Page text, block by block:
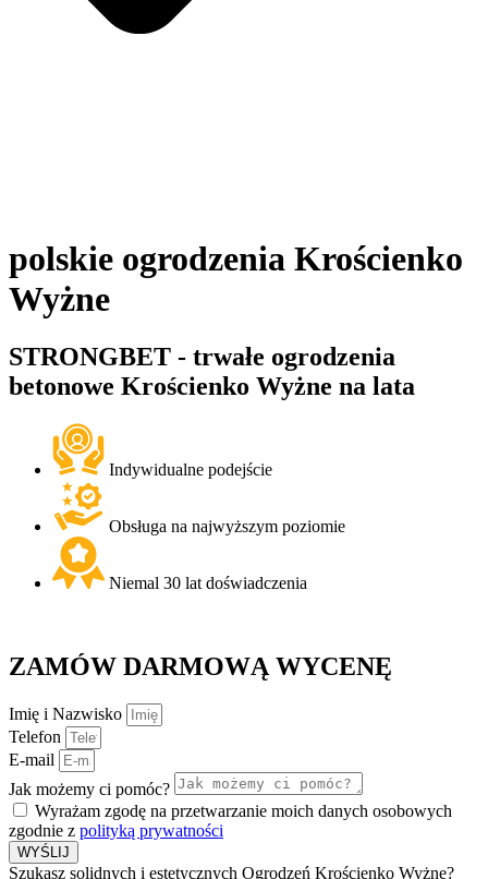
polskie ogrodzenia Krościenko
Wyżne
STRONGBET - trwałe ogrodzenia
betonowe Krościenko Wyżne na lata
Indywidualne podejście
Obsługa na najwyższym poziomie
Niemal 30 lat doświadczenia
ZAMÓW DARMOWĄ WYCENĘ
Imię i Nazwisko
Telefon
E-mail
Jak możemy ci pomóc?
Wyrażam zgodę na przetwarzanie moich danych osobowych
zgodnie z polityką prywatności
WYŚLIJ
Szukasz solidnych i estetycznych Ogrodzeń Krościenko Wyżne?